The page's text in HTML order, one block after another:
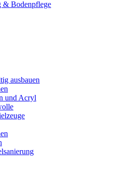
& Bodenpflege
ausbauen
und Acryl